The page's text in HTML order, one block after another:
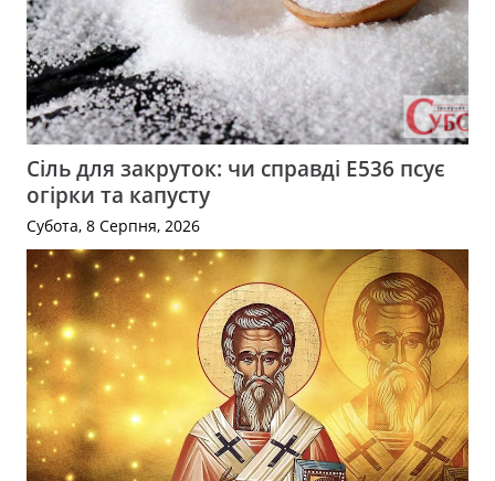
Сіль для закруток: чи справді Е536 псує
огірки та капусту
Субота, 8 Серпня, 2026